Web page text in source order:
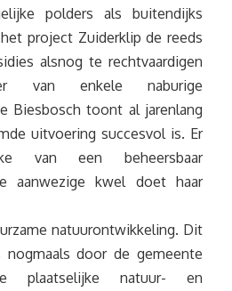
polders als buitendijks
project Zuiderklip de reeds
alsnog te rechtvaardigen
van enkele naburige
Biesbosch toont al jarenlang
uitvoering succesvol is. Er
van een beheersbaar
aanwezige kwel doet haar
natuurontwikkeling. Dit
nogmaals door de gemeente
plaatselijke natuur- en